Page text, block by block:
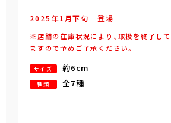
2025年1 月下旬 登場
※店舗の在庫状況により、取扱を終了し
ますので予めご了承ください。
サイズ 約6cm
種類 全7種